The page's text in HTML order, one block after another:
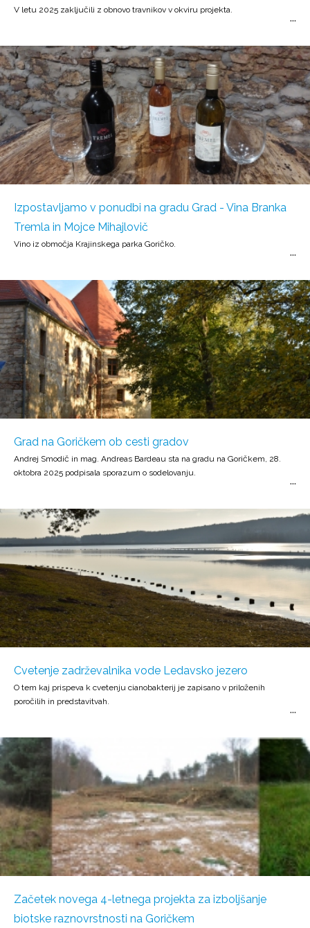
V letu 2025 zaključili z obnovo travnikov v okviru projekta.
Izpostavljamo v ponudbi na gradu Grad - Vina Branka
Tremla in Mojce Mihajlovič
Vino iz območja Krajinskega parka Goričko.
Grad na Goričkem ob cesti gradov
Andrej Smodič in mag. Andreas Bardeau sta na gradu na Goričkem, 28.
oktobra 2025 podpisala sporazum o sodelovanju.
Cvetenje zadrževalnika vode Ledavsko jezero
O tem kaj prispeva k cvetenju cianobakterij je zapisano v priloženih
poročilih in predstavitvah.
Začetek novega 4-letnega projekta za izboljšanje
biotske raznovrstnosti na Goričkem